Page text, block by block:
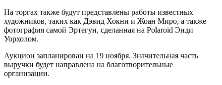
На торгах также будут представлены работы известных
художников, таких как Дэвид Хокни и Жоан Миро, а также
фотография самой Эртегун, сделанная на Polaroid Энди
Уорхолом.
Аукцион запланирован на 19 ноября. Значительная часть
выручки будет направлена на благотворительные
организации.